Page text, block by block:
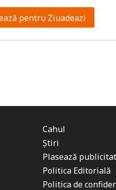
pentru Ziuadeazi
Cahul
Știri
Plasează
Politica Editorială
Politica de